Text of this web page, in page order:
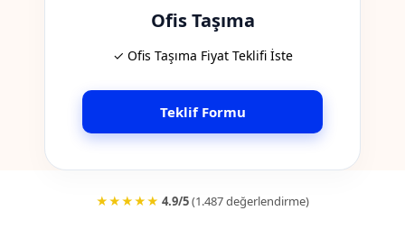
Ofis Taşıma
✓ Ofis Taşıma Fiyat Teklifi İste
Teklif Formu
★★★★★ 4.9/5(1.487 değerlendirme)